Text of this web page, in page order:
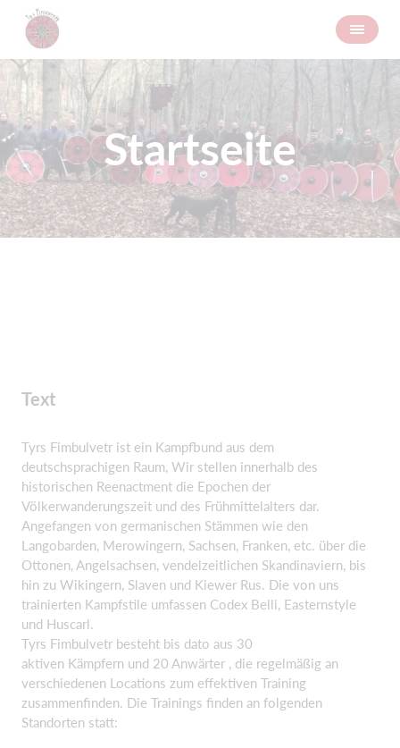
Startseite
Text
Tyrs Fimbulvetr ist ein Kampfbund aus dem
deutschsprachigen Raum, Wir stellen innerhalb des
historischen Reenactment die Epochen der
Völkerwanderungszeit und des Frühmittelalters dar.
Angefangen von germanischen Stämmen wie den
Langobarden, Merowingern, Sachsen, Franken, etc. über die
Ottonen, Angelsachsen, vendelzeitlichen Skandinaviern, bis
hin zu Wikingern, Slaven und Kiewer Rus. Die von uns
trainierten Kampfstile umfassen Codex Belli, Easternstyle
und Huscarl.
Tyrs Fimbulvetr besteht bis dato aus 30
aktiven Kämpfern und 20 Anwärter , die regelmäßig an
verschiedenen Locations zum effektiven Training
zusammenfinden. Die Trainings finden an folgenden
Standorten statt: